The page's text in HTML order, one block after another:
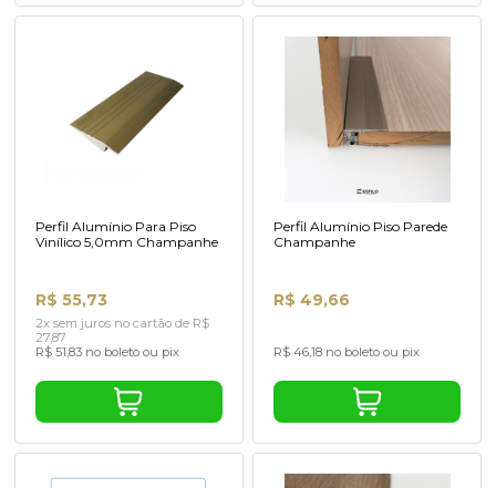
Perfil Alumínio Para Piso
Vinílico 5,0mm Champanhe
R$ 55,73
2x sem juros no cartão de R$
27,87
R$ 51,83 no boleto ou pix
Perfil Alumínio Piso Parede
Champanhe
R$ 49,66
R$ 46,18 no boleto ou pix